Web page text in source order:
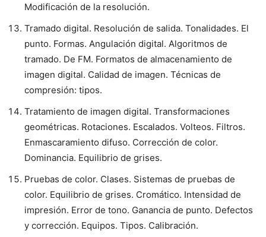
Modificación de la resolución.
Tramado digital. Resolución de salida. Tonalidades. El
punto. Formas. Angulación digital. Algoritmos de
tramado. De FM. Formatos de almacenamiento de
imagen digital. Calidad de imagen. Técnicas de
compresión: tipos.
Tratamiento de imagen digital. Transformaciones
geométricas. Rotaciones. Escalados. Volteos. Filtros.
Enmascaramiento difuso. Corrección de color.
Dominancia. Equilibrio de grises.
Pruebas de color. Clases. Sistemas de pruebas de
color. Equilibrio de grises. Cromático. Intensidad de
impresión. Error de tono. Ganancia de punto. Defectos
y corrección. Equipos. Tipos. Calibración.